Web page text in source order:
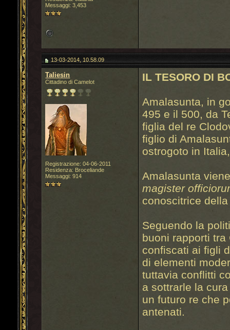
Messaggi: 3,453
13-03-2014, 10.58.09
Taliesin
Cittadino di Camelot
Registrazione: 04-06-2011
Residenza: Broceliande
Messaggi: 914
IL TESORO DI
Amalasunta, in
495 e il 500, da
figlia del re
figlio di
ostrogoto in
Amalasunta
magister
conoscitrice
Seguendo la
buoni rapporti
confiscati ai figli
di elementi
tuttavia conflitti
a sottrarle la
un futuro re che
antenati.